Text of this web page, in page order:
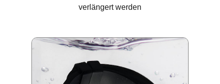
verlängert werden